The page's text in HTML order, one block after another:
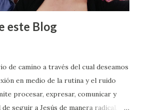
este Blog
de camino a través del cual deseamos
en medio de la rutina y el ruido
procesar, expresar, comunicar y
seguir a Jesús de manera radical,